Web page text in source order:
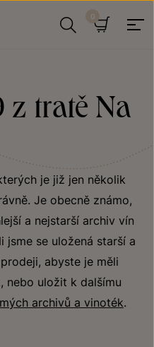
z tratě Na
je již jen několik
Je obecně známo,
a nejstarší archiv vín
jsme se uložená starší a
abyste je měli
nebo uložit k dalšímu
archivů a vinoték.